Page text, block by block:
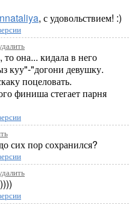
, с удовольствием! :)
она... кидала в него
куу"-"догони девушку.
поцеловать.
финиша стегает парня
сих пор сохранился?